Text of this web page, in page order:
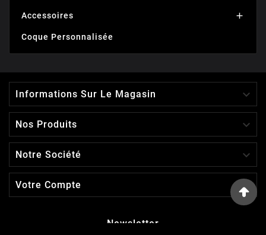
Accessoires 
Coque Personnalisée
Informations Sur Le Magasin 
Nos Produits 
Notre Société 
Votre Compte 
Newsletter